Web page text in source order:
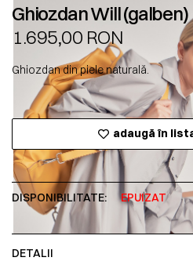
Ghiozdan Will (galben)
1.695,00 RON
Ghiozdan din piele naturală.
adaugă în
DISPONIBILITATE: EPUIZAT
DETALII